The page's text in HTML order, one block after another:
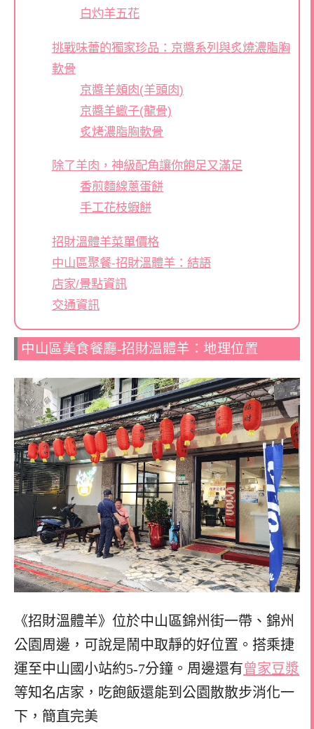
白灼羊五花
挑戰味蕾的獨家珍品：京醬系列與炙燒濃脂胸
軟骨
京醬羊頰肉(羊頭肉)
京醬羊蠍子(龍骨)
炙烤濃脂胸軟骨
除了羊肉，神級配角讓你飽足又滿足
香煎麵線蔥蛋餅
手工花枝蝦餅
招財溫體羊菜單價格
中山區聚餐-招財溫體羊：結語
店家/景點資訊
交通資訊
中山區美食餐廳-招財溫體羊：地理位置
《招財溫體羊》位於中山區錦州街一帶、錦州
公園周邊，可說是鬧中取靜的好位置。搭乘捷
運至中山國小站約5-7分鐘。周邊還有曾家豆漿
等知名店家，吃飽飯還能到公園散散步消化一
下，簡直完美